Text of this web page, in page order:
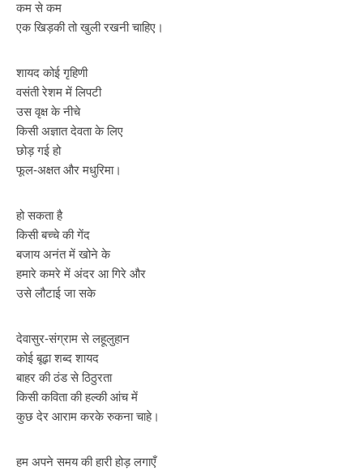
कम से कम
एक खिड़की तो खुली रखनी चाहिए।
शायद कोई गृहिणी
वसंती रेशम में लिपटी
उस वृक्ष के नीचे
किसी अज्ञात देवता के लिए
छोड़ गई हो
फूल-अक्षत और मधुरिमा।
हो सकता है
किसी बच्चे की गेंद
बजाय अनंत में खोने के
हमारे कमरे में अंदर आ गिरे और
उसे लौटाई जा सके
देवासुर-संग्राम से लहूलुहान
कोई बूढ़ा शब्द शायद
बाहर की ठंड से ठिठुरता
किसी कविता की हल्की आंच में
कुछ देर आराम करके रुकना चाहे।
हम अपने समय की हारी होड़ लगाएँ